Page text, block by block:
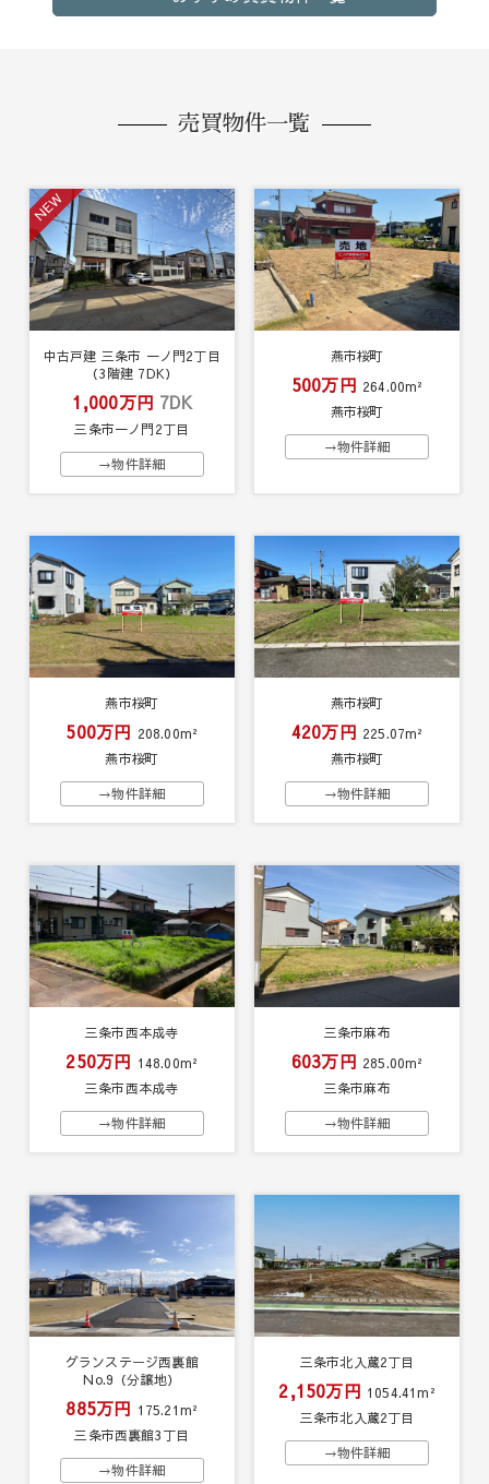
売買物件一覧
NEW
中古戸建 三条市 一ノ門2丁目
（3階建 7DK）
1,000万円 7DK
三条市一ノ門2丁目
→物件詳細
燕市桜町
500万円 264.00m²
燕市桜町
→物件詳細
燕市桜町
500万円 208.00m²
燕市桜町
→物件詳細
燕市桜町
420万円 225.07m²
燕市桜町
→物件詳細
三条市西本成寺
250万円 148.00m²
三条市西本成寺
→物件詳細
三条市麻布
603万円 285.00m²
三条市麻布
→物件詳細
グランステージ西裏館
No.9（分譲地）
885万円 175.21m²
三条市西裏館3丁目
→物件詳細
三条市北入蔵2丁目
2,150万円 1054.41m²
三条市北入蔵2丁目
→物件詳細